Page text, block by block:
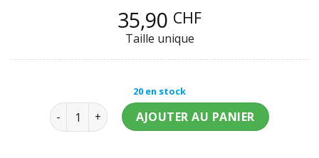
35,90 CHF
Taille unique
20 en stock
quantité de Perruque rock rouge femme
AJOUTER AU PANIER